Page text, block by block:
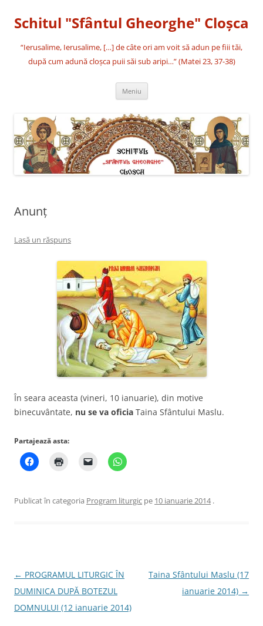
conținut
Schitul "Sfântul Gheorghe" Cloşca
“Ierusalime, Ierusalime, […] de câte ori am voit să adun pe fiii tăi,
după cum adună cloşca puii săi sub aripi…” (Matei 23, 37-38)
Meniu
Anunț
Lasă un răspuns
În seara aceasta (vineri, 10 ianuarie), din motive
binecuvântate, nu se va oficia Taina Sfântului Maslu.
Partajează asta:
Publicat în categoria Program liturgic pe 10 ianuarie 2014 .
Navigare
în
articole
← PROGRAMUL LITURGIC ÎN
DUMINICA DUPĂ BOTEZUL
DOMNULUI (12 ianuarie 2014)
Taina Sfântului Maslu (17
ianuarie 2014) →